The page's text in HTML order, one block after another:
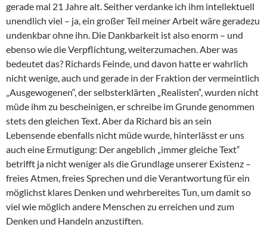
gerade mal 21 Jahre alt. Seither verdanke ich ihm intellektuell
unendlich viel – ja, ein großer Teil meiner Arbeit wäre geradezu
undenkbar ohne ihn. Die Dankbarkeit ist also enorm – und
ebenso wie die Verpflichtung, weiterzumachen. Aber was
bedeutet das? Richards Feinde, und davon hatte er wahrlich
nicht wenige, auch und gerade in der Fraktion der vermeintlich
„Ausgewogenen“, der selbsterklärten „Realisten“, wurden nicht
müde ihm zu bescheinigen, er schreibe im Grunde genommen
stets den gleichen Text. Aber da Richard bis an sein
Lebensende ebenfalls nicht müde wurde, hinterlässt er uns
auch eine Ermutigung: Der angeblich „immer gleiche Text“
betrifft ja nicht weniger als die Grundlage unserer Existenz –
freies Atmen, freies Sprechen und die Verantwortung für ein
möglichst klares Denken und wehrbereites Tun, um damit so
viel wie möglich andere Menschen zu erreichen und zum
Denken und Handeln anzustiften.